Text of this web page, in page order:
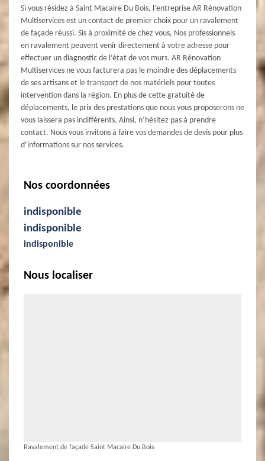
Si vous résidez à Saint Macaire Du Bois, l’entreprise AR Rénovation
Multiservices est un contact de premier choix pour un ravalement
de façade réussi. Sis à proximité de chez vous, Nos professionnels
en ravalement peuvent venir directement à votre adresse pour
effectuer un diagnostic de l’état de vos murs. AR Rénovation
Multiservices ne vous facturera pas le moindre des déplacements
de ses artisans et le transport de nos matériels pour toutes
intervention dans la région. En plus de cette gratuité de
déplacements, le prix des prestations que nous vous proposerons ne
vous laissera pas indifférents. Ainsi, n’hésitez pas à prendre
contact. Nous vous invitons à faire vos demandes de devis pour plus
d’informations sur nos services.
Nos coordonnées
indisponible
indisponible
indisponible
Nous localiser
Ravalement de façade Saint Macaire Du Bois